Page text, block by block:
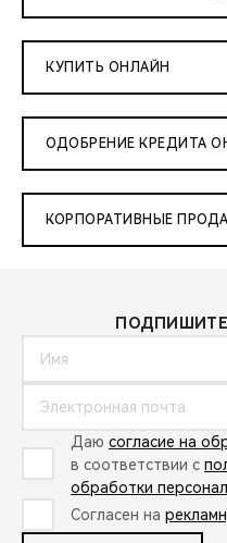
КУПИТЬ ОНЛАЙН
ОДОБРЕНИЕ КРЕДИТА
КОРПОРАТИВНЫЕ
Даю согласие на
в соответствии с
обработки
Согласен на